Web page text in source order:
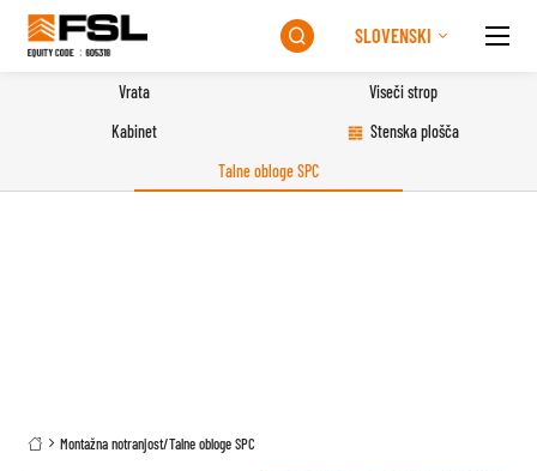
 SLOVENSKI
Vrata
Viseči strop
Kabinet
Stenska plošča
Talne obloge SPC
 Montažna notranjost/Talne obloge SPC